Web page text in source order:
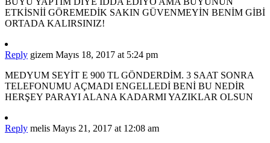
ETKİSNİİ GÖREMEDİK SAKIN GÜVENMEYİN BENİM GİBİ
ORTADA KALIRSINIZ!
Reply gizem Mayıs 18, 2017 at 5:24 pm
MEDYUM SEYİT E 900 TL GÖNDERDİM. 3 SAAT SONRA
TELEFONUMU AÇMADI ENGELLEDİ BENİ BU NEDİR
HERŞEY PARAYI ALANA KADARMI YAZIKLAR OLSUN
Reply melis Mayıs 21, 2017 at 12:08 am